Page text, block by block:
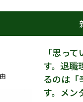
「思っ
す。退職
るのは「
す。メン